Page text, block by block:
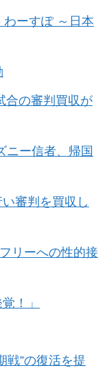
ーすぽ ～日本
合の審判買収が
ー信者、帰国
審判を買収し
リーへの性的接
！」
戦”の復活を提